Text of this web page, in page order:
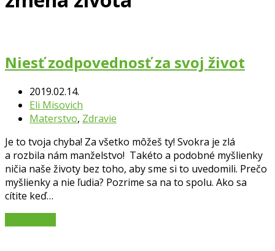
Niesť zodpovednosť za svoj život
2019.02.14.
Eli Misovich
Materstvo, Zdravie
Je to tvoja chyba! Za všetko môžeš ty! Svokra je zlá
a rozbila nám manželstvo! Takéto a podobné myšlienky
ničia naše životy bez toho, aby sme si to uvedomili. Prečo
myšlienky a nie ľudia? Pozrime sa na to spolu. Ako sa
cítite keď…